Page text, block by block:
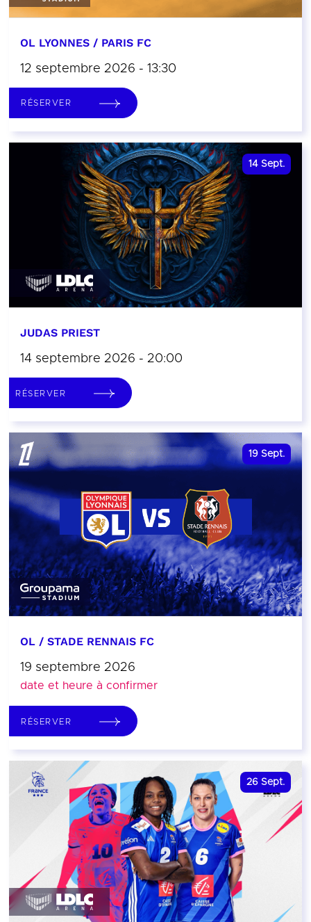
OL LYONNES / PARIS FC
12 septembre 2026 - 13:30
RÉSERVER
14 Sept.
JUDAS PRIEST
14 septembre 2026 - 20:00
RÉSERVER
19 Sept.
OL / STADE RENNAIS FC
19 septembre 2026
date et heure à confirmer
RÉSERVER
26 Sept.